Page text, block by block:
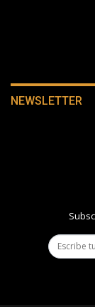
NEWSLETTER